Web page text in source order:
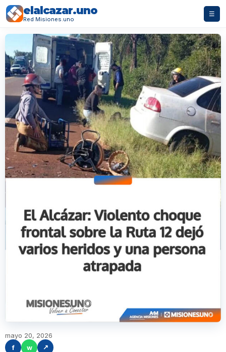
elalcazar.uno
Red Misiones.uno
☰
mayo 20, 2026
f
w ↗